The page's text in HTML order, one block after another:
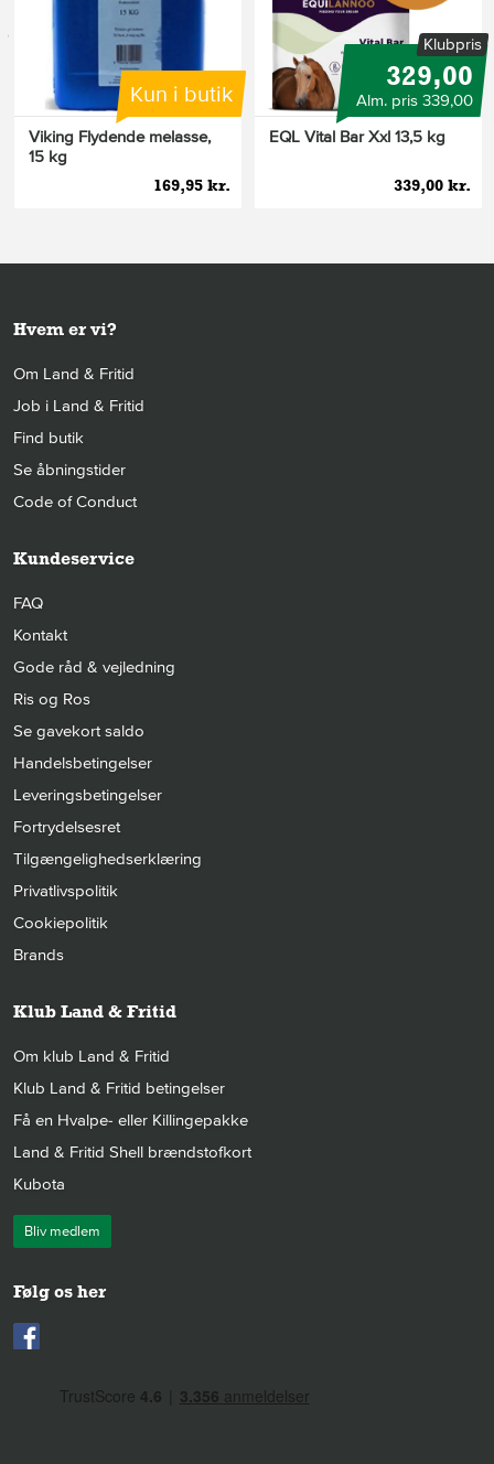
Kun i butik
Viking Flydende melasse,
15 kg
169,95 kr.
Klubpris
329,00
Alm. pris 339,00
EQL Vital Bar Xxl 13,5 kg
339,00 kr.
Hvem er vi?
Om Land & Fritid
Job i Land & Fritid
Find butik
Se åbningstider
Code of Conduct
Kundeservice
FAQ
Kontakt
Gode råd & vejledning
Ris og Ros
Se gavekort saldo
Handelsbetingelser
Leveringsbetingelser
Fortrydelsesret
Tilgængelighedserklæring
Privatlivspolitik
Cookiepolitik
Brands
Klub Land & Fritid
Om klub Land & Fritid
Klub Land & Fritid betingelser
Få en Hvalpe- eller Killingepakke
Land & Fritid Shell brændstofkort
Kubota
Bliv medlem
Følg os her